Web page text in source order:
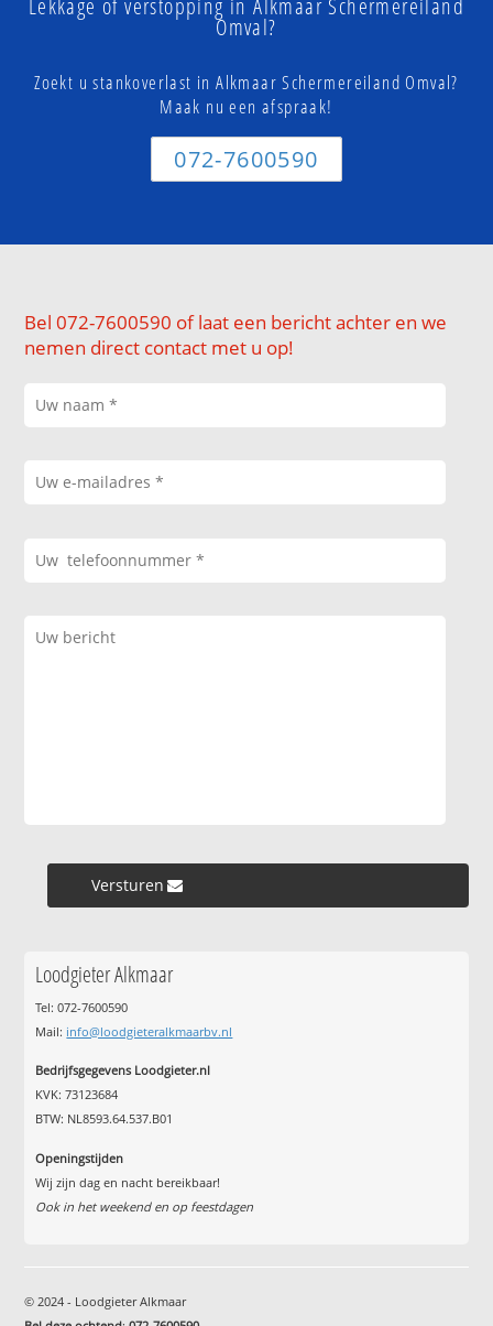
Lekkage of verstopping in Alkmaar Schermereiland
Omval?
Zoekt u stankoverlast in Alkmaar Schermereiland Omval?
Maak nu een afspraak!
072-7600590
Bel 072-7600590 of laat een bericht achter en we
nemen direct contact met u op!
Versturen »
Loodgieter Alkmaar
Tel: 072-7600590
Mail: info@loodgieteralkmaarbv.nl
Bedrijfsgegevens Loodgieter.nl
KVK: 73123684
BTW: NL8593.64.537.B01
Openingstijden
Wij zijn dag en nacht bereikbaar!
Ook in het weekend en op feestdagen
© 2024 - Loodgieter Alkmaar